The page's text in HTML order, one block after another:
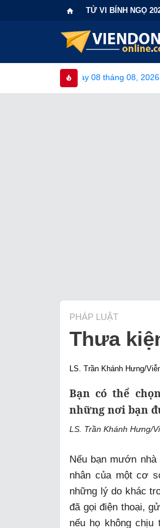
TỬ VI BÍNH NGỌ
08 tháng 08, 2026 đến 14 tháng 08,
PHÁP LUẬT
Thưa
LS. Trần Khánh Hưng/
Bạn có thể
những nơi bạn
LS. Trần Khánh Hưng/
Nếu bạn mướn
nhân của một cơ
những lý do khác
đã gọi điện thoại,
nếu họ không